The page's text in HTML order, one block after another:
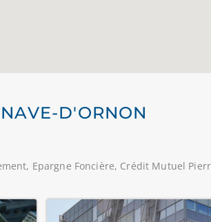
D'ORNON
Epargne Foncière, Crédit Mutuel